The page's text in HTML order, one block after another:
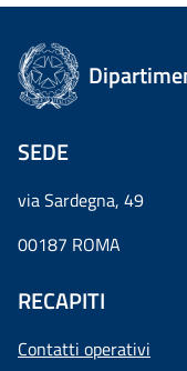
SEDE
via Sardegna, 49
00187 ROMA
RECAPITI
Contatti operativi